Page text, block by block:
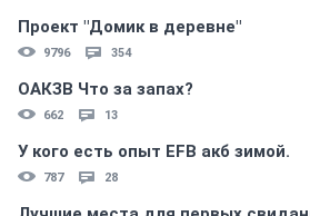
Проект "Домик в деревне"
9796 354
ОАКЗВ Что за запах?
662 13
У кого есть опыт EFB акб зимой.
787 28